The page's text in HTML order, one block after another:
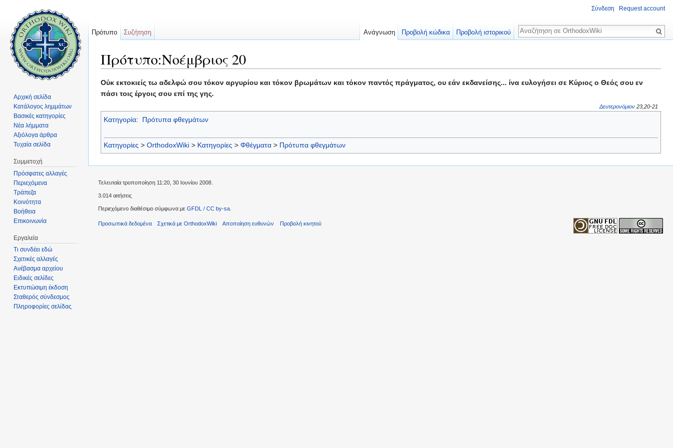
Πρότυπο:Νοέμβριος 20
Ούκ εκτοκιείς τω αδελφώ σου τόκον αργυρίου και τόκον βρωμάτων και τόκον παντός πράγματος, ου εάν εκδανείσης... ίνα ευλογήσει σε Κύριος ο Θεός σου εν
πάσι τοις έργοις σου επί της γης.
Δευτερονόμιον 23,20-21
Κατηγορία: Πρότυπα φθεγμάτων
Κατηγορίες > OrthodoxWiki > Κατηγορίες > Φθέγματα > Πρότυπα φθεγμάτων
Σύνδεση Request account
Πρότυπο Συζήτηση Ανάγνωση Προβολή κώδικα Προβολή ιστορικού
Αναζήτηση
Αρχική σελίδα
Κατάλογος λημμάτων
Βασικές κατηγορίες
Νέα λήμματα
Αξιόλογα άρθρα
Τυχαία σελίδα
Συμμετοχή
Πρόσφατες αλλαγές
Περιεχόμενα
Τράπεζα
Κοινότητα
Βοήθεια
Επικοινωνία
Εργαλεία
Τι συνδέει εδώ
Σχετικές αλλαγές
Ανέβασμα αρχείου
Ειδικές σελίδες
Εκτυπώσιμη έκδοση
Σταθερός σύνδεσμος
Πληροφορίες σελίδας
Τελευταία τροποποίηση 11:20, 30 Ιουνίου 2008.
3.014 αιτήσεις
Περιεχόμενο διαθέσιμο σύμφωνα με GFDL / CC by-sa
Προσωπικά δεδομένα Σχετικά με OrthodoxWiki Αποποίηση ευθυνών Προβολή κινητού